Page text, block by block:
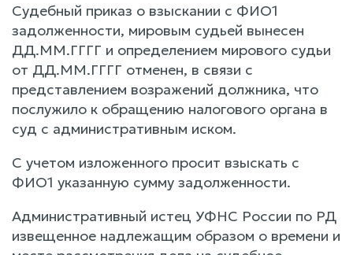
Судебный приказ о взыскании с ФИО1
задолженности, мировым судьей вынесен
ДД.ММ.ГГГГ и определением мирового судьи
от ДД.ММ.ГГГГ отменен, в связи с
представлением возражений должника, что
послужило к обращению налогового органа в
суд с административным иском.
С учетом изложенного просит взыскать с
ФИО1 указанную сумму задолженности.
Административный истец УФНС России по РД
извещенное надлежащим образом о времени и